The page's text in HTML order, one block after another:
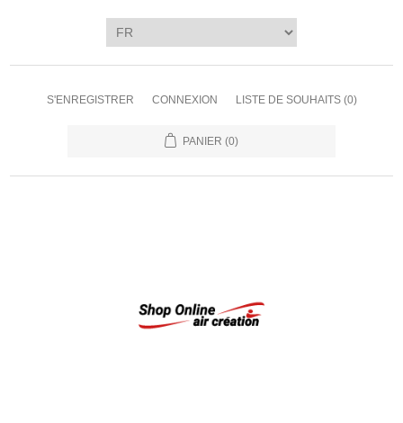
S'ENREGISTRER CONNEXION LISTE DE SOUHAITS (0)
PANIER (0)